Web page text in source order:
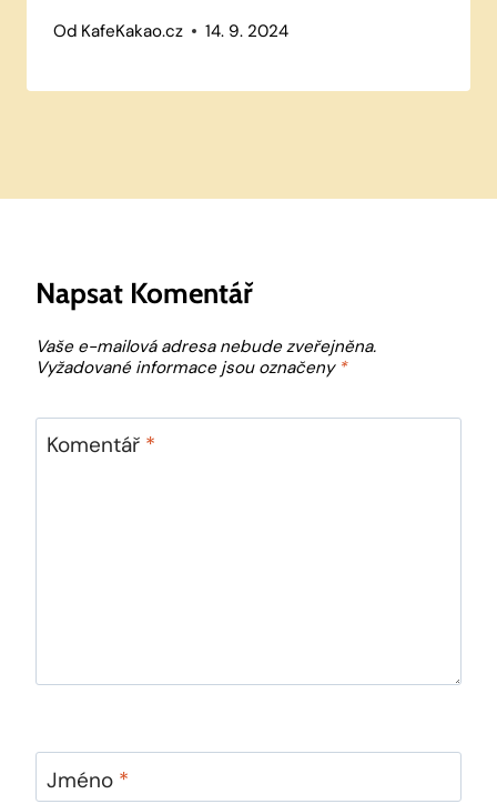
Od KafeKakao.cz 14. 9. 2024
Napsat Komentář
Vaše e-mailová adresa nebude zveřejněna.
Vyžadované informace jsou označeny *
Komentář *
Jméno *